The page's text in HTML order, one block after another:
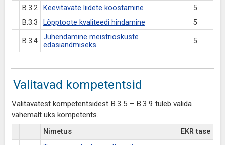
B.3.2
Keevitavate liidete koostamine
5
B.3.3
Lõpptoote kvaliteedi hindamine 5
B.3.4
Juhendamine meistrioskuste
edasiandmiseks
5
Valitavad kompetentsid
Valitavatest kompetentsidest B.3.5 – B.3.9 tuleb valida
vähemalt üks kompetents.
Nimetus EKR tase